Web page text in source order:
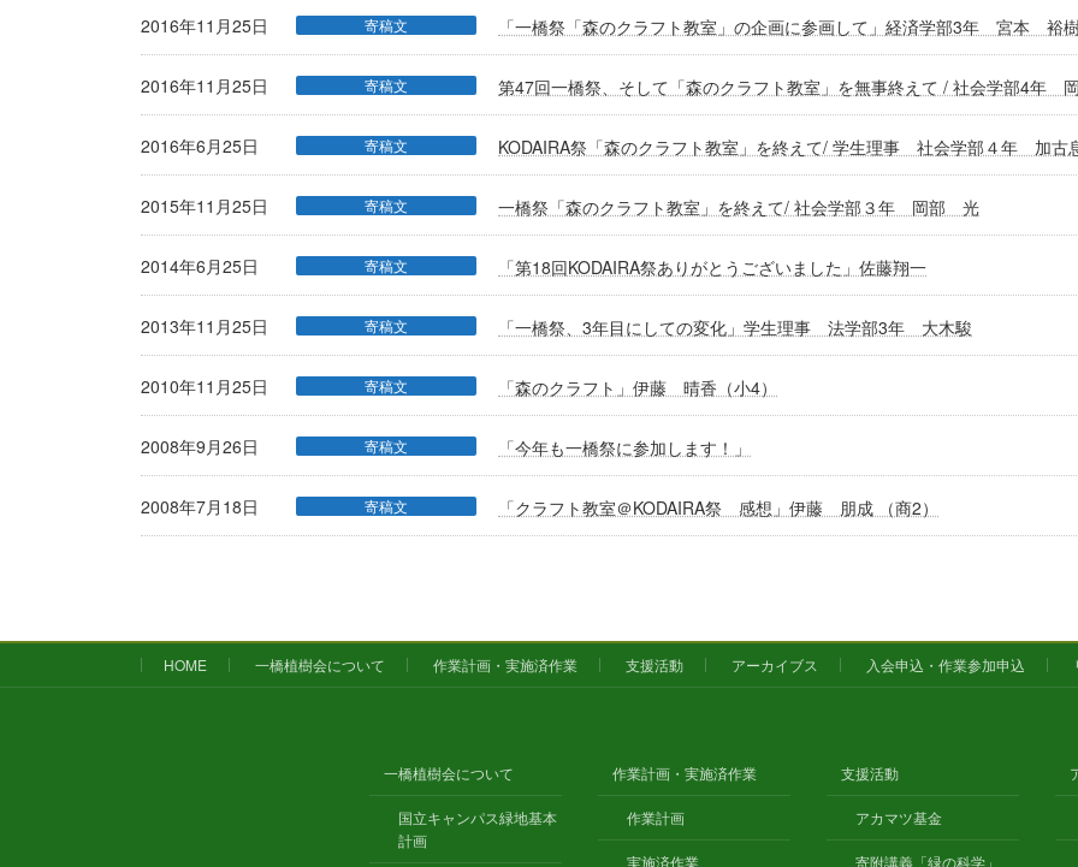
2016年11月25日 寄稿文 「一橋祭「森のクラフト教室」の企画に参画して」経済学部3年 宮本 裕
2016年11月25日 寄稿文 第47回一橋祭、そして「森のクラフト教室」を無事終えて / 社会学部4年
2016年6月25日 寄稿文 KODAIRA祭「森のクラフト教室」を終えて/ 学生理事 社会学部４年 加古
2015年11月25日 寄稿文 一橋祭「森のクラフト教室」を終えて/ 社会学部３年 岡部 光
2014年6月25日 寄稿文 「第18回KODAIRA祭ありがとうございました」佐藤翔一
2013年11月25日 寄稿文 「一橋祭、3年目にしての変化」学生理事 法学部3年 大木駿
2010年11月25日 寄稿文 「森のクラフト」伊藤 晴香（小4）
2008年9月26日 寄稿文 「今年も一橋祭に参加します！」
2008年7月18日 寄稿文 「クラフト教室＠KODAIRA祭 感想」伊藤 朋成 （商2）
HOME 一橋植樹会について 作業計画・実施済作業 支援活動 アーカイブス 入会申込・作業参加申込
一橋植樹会について
国立キャンパス緑地基本
計画
作業計画・実施済作業
作業計画
実施済作業
支援活動
アカマツ基金
寄附講義「緑の科学」